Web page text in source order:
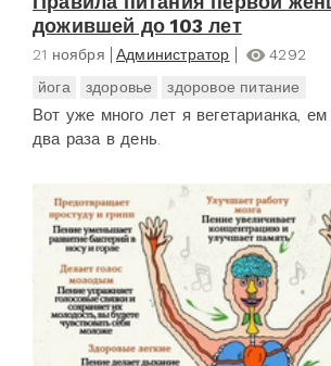
дожившей до 103 лет
21 ноября Администратор
4292
йога
здоровье здоровое питание
Вот уже много лет я вегетарианка, ем
два раза в день.